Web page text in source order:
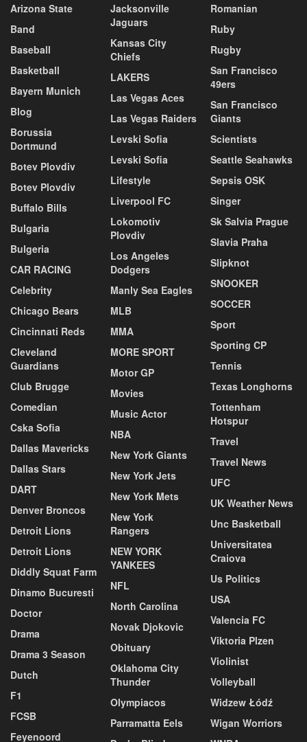
Arizona State
Band
Baseball
Basketball
Bayern Munich
Blog
Borussia
Dortmund
Botev Plovdiv
Botev Plovdiv
Buffalo Bills
Bulgaria
Bulgeria
CAR RACING
Celebrity
Chicago Bears
Cincinnati Reds
Cleveland
Guardians
Club Brugge
Comedian
Cska Sofia
Dallas Mavericks
Dallas Stars
DART
Denver Broncos
Detroit Lions
Detroit Lions
Diddly Squat Farm
Dinamo Bucuresti
Doctor
Drama
Drama 3 Season
Dutch
F1
FCSB
Feyenoord
Jacksonville
Jaguars
Kansas City
Chiefs
LAKERS
Las Vegas Aces
Las Vegas Raiders
Levski Sofia
Levski Sofia
Lifestyle
Liverpool FC
Lokomotiv
Plovdiv
Los Angeles
Dodgers
Manly Sea Eagles
MLB
MMA
MORE SPORT
Motor GP
Movies
Music Actor
NBA
New York Giants
New York Jets
New York Mets
New York
Rangers
NEW YORK
YANKEES
NFL
North Carolina
Novak Djokovic
Obituary
Oklahoma City
Thunder
Olympiacos
Parramatta Eels
Romanian
Ruby
Rugby
San Francisco
49ers
San Francisco
Giants
Scientists
Seattle Seahawks
Sepsis OSK
Singer
Sk Salvia Prague
Slavia Praha
Slipknot
SNOOKER
SOCCER
Sport
Sporting CP
Tennis
Texas Longhorns
Tottenham
Hotspur
Travel
Travel News
UFC
UK Weather News
Unc Basketball
Universitatea
Craiova
Us Politics
USA
Valencia FC
Viktoria Plzen
Violinist
Volleyball
Widzew Łódź
Wigan Worriors